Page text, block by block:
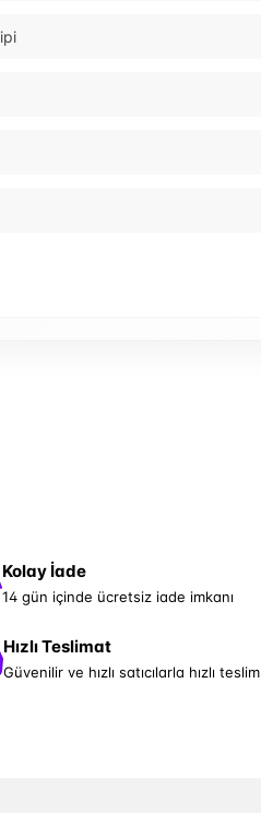
Kolay İade
14 gün içinde ücretsiz iade imkanı
Hızlı Teslimat
Güvenilir ve hızlı satıcılarla hızlı teslim